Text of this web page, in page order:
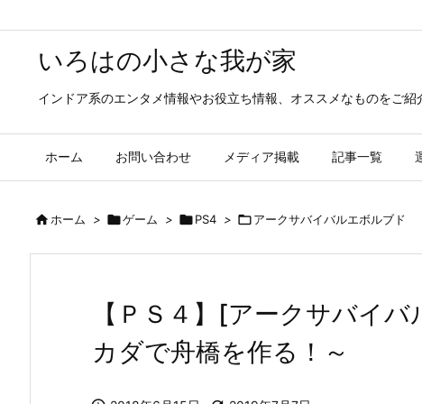
いろはの小さな我が家
インドア系のエンタメ情報やお役立ち情報、オススメなものをご紹
ホーム お問い合わせ メディア掲載 記事一覧
ホーム > ゲーム > PS4 > アークサバイバルエボルブド
【ＰＳ４】[アークサバイ
カダで舟橋を作る！～